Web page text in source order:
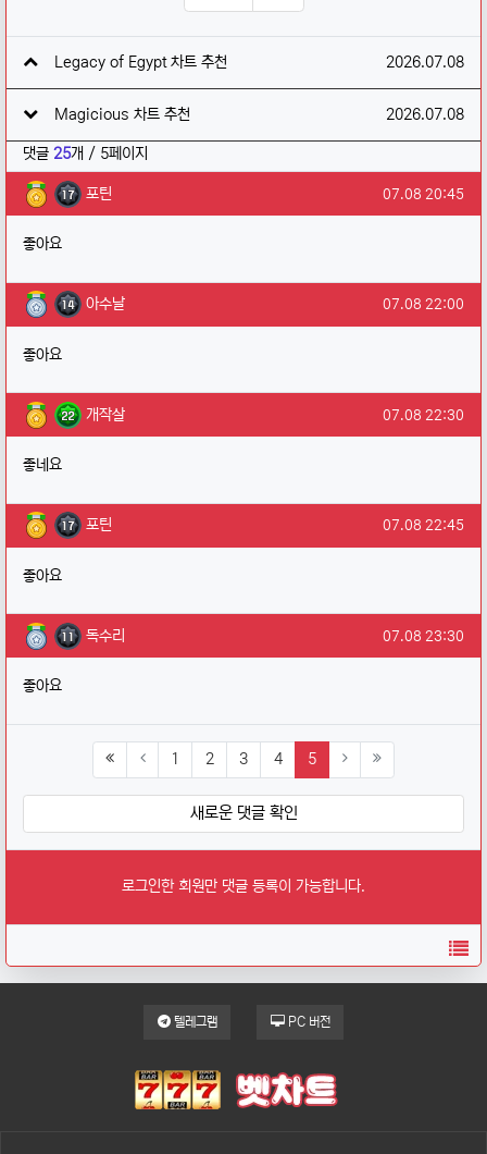
추천
SNS 공유
Legacy of Egypt 차트 추천 작성일
2026.07.08
Magicious 차트 추천 작성일
2026.07.08
댓글 25개 / 5페이지
포틴님의 댓글
포틴 작성일
07.08 20:45
좋아요
아수날님의 댓글
아수날 작성일
07.08 22:00
좋아요
개작살님의 댓글
개작살 작성일
07.08 22:30
좋네요
포틴님의 댓글
포틴 작성일
07.08 22:45
좋아요
독수리님의 댓글
독수리 작성일
07.08 23:30
좋아요
1 2 3 4 5(current)
새로운 댓글 확인
로그인한 회원만 댓글 등록이 가능합니다.
목
텔레그램 PC 버전